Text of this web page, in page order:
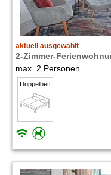
aktuell ausgewählt
2-Zimmer-
max. 2 Personen
Doppelbett